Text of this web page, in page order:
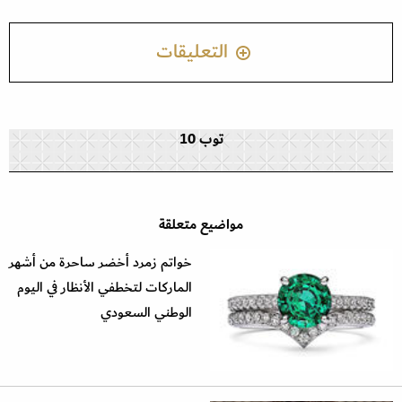
التعليقات
توب 10
مواضيع متعلقة
خواتم زمرد أخضر ساحرة من أشهر
الماركات لتخطفي الأنظار في اليوم
الوطني السعودي